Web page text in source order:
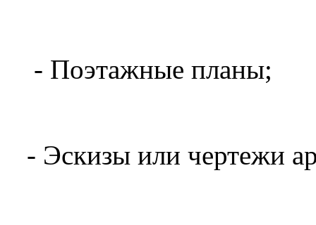
- Поэтажные планы;
- Эскизы или чертежи